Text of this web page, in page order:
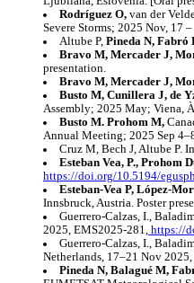
Rodríguez O,van der
Severe Storms; 2025 Nov, 17
Altube P, Pineda N, Fabró
Bravo M, Mercader J,
presentation.
Bravo M, Mercader J,
Busto M, Cunillera J, de
Assembly; 2025 May; Viena,
Busto M. Prohom M,
Annual Meeting; 2025 Sep
Cruz M, Bech J, Altube P.
Esteban Vea, P., Prohom
https://doi.org/10.5194/
Esteban-Vea P, López-
Innsbruck, Austria. Poster
Guerrero-Calzas, I.,
2025, EMS2025-281, https://
Guerrero-Calzas, I.,
Netherlands, 17–21 Nov
Pineda N, Balagué M,